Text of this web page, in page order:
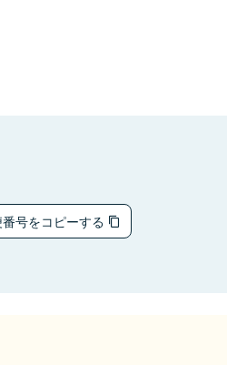
号をコピーする